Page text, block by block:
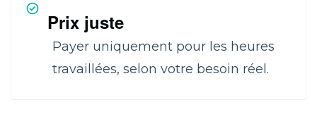
Prix juste
Payer uniquement pour les heures
travaillées, selon votre besoin réel.